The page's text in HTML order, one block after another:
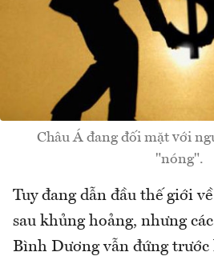
Châu Á đang đối mặt với
"nóng".
Tuy đang dẫn đầu thế giới
sau khủng hoảng, nhưng
Bình Dương vẫn đứng